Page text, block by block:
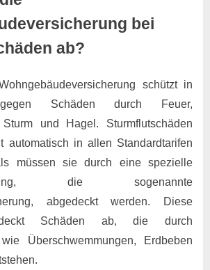
bei
ab?
schützt in
Schäden durch Feuer,
Sturm und Hagel. Sturmflutschäden
automatisch in allen Standardtarifen
müssen sie durch eine spezielle
die sogenannte
abgedeckt werden. Diese
deckt Schäden ab, die durch
Überschwemmungen, Erdbeben